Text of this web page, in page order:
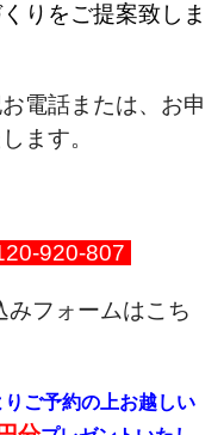
りをご提案致しま
電話または、お申
ます。
920-807
フォームはこち
ご予約の上お越しい